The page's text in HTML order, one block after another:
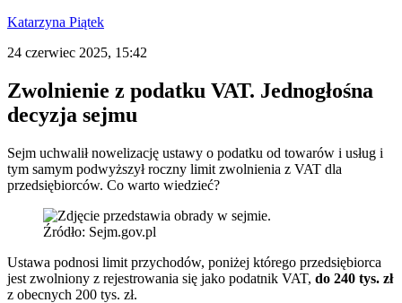
Katarzyna Piątek
24 czerwiec 2025, 15:42
Zwolnienie z podatku VAT. Jednogłośna
decyzja sejmu
Sejm uchwalił nowelizację ustawy o podatku od towarów i usług i
tym samym podwyższył roczny limit zwolnienia z VAT dla
przedsiębiorców. Co warto wiedzieć?
Źródło: Sejm.gov.pl
Ustawa podnosi limit przychodów, poniżej którego przedsiębiorca
jest zwolniony z rejestrowania się jako podatnik VAT, do 240 tys. zł
z obecnych 200 tys. zł.